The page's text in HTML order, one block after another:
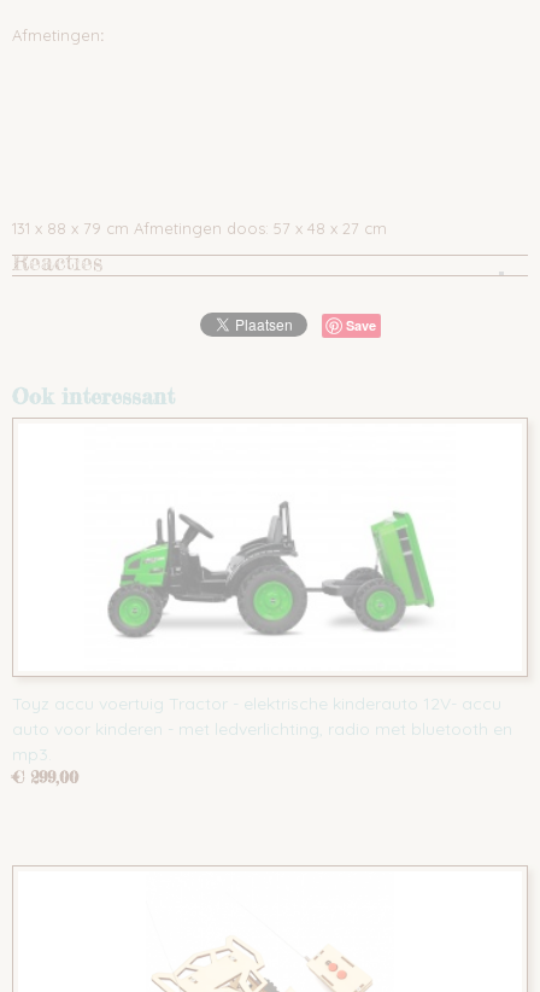
Afmetingen:
131 x 88 x 79 cm Afmetingen doos: 57 x 48 x 27 cm
Reacties
Save
Ook interessant
Toyz accu voertuig Tractor - elektrische kinderauto 12V- accu
auto voor kinderen - met ledverlichting, radio met bluetooth en
mp3.
€ 299,00